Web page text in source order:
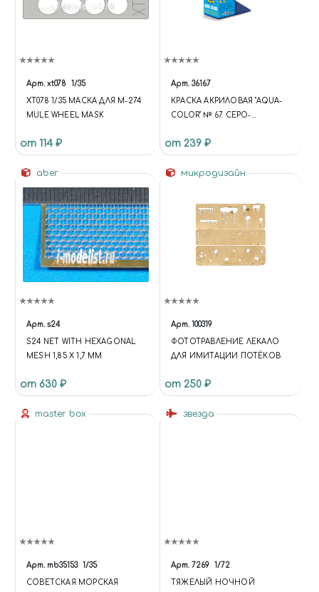
Арт. xt078 1/35
XT078 1/35 МАСКА ДЛЯ M-274
MULE WHEEL MASK
от 114 ₽
Арт. 36167
КРАСКА АКРИЛОВАЯ "AQUA-
COLOR" № 67. СЕРО-
от 239 ₽
aber
Арт. s24
S24 NET WITH HEXAGONAL
MESH 1,85 X 1,7 MM
от 630 ₽
микродизайн
Арт. 100319
ФОТОТРАВЛЕНИЕ ЛЕКАЛО
ДЛЯ ИМИТАЦИИ ПОТЁКОВ
от 250 ₽
master box
Арт. mb35153 1/35
СОВЕТСКАЯ МОРСКАЯ
звезда
Арт. 7269 1/72
ТЯЖЕЛЫЙ НОЧНОЙ